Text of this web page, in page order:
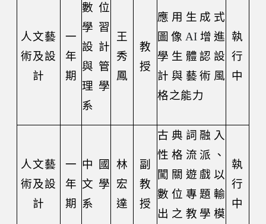
人文藝
術及設
計
一
年
期
數位
學習
設計
與管
理學
系
王
秀
鳳
教
授
應用生成式
圖像 AI 增進
學生體認設
計與藝術風
格之能力
執
行
中
人文藝
術及設
計
一
年
期
中國
文學
系
林
宏
達
副
教
授
古典詞融入
性格流派、
闖關遊戲以
數位專題輸
出之教學模
執
行
中